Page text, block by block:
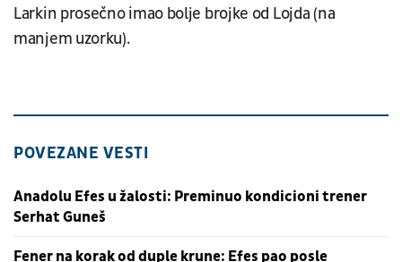
Larkin prosečno imao bolje brojke od Lojda (na
manjem uzorku).
POVEZANE VESTI
Anadolu Efes u žalosti: Preminuo kondicioni trener
Serhat Guneš
Fener na korak od duple krune: Efes pao posle